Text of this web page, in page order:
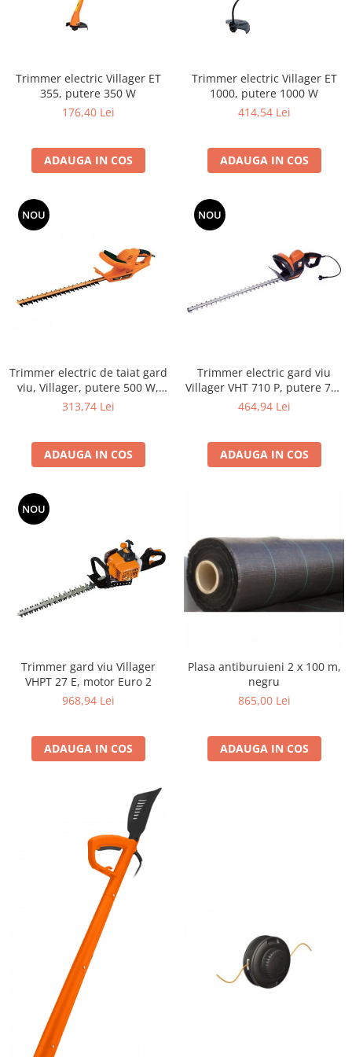
Masini electrice de tuns oi
Topoare
Compostoare
Tocator resturi vegetale
Scarificatoare
Gama gazon
Tăvălugi pentru gazon
Distribuitoare de nisip
Aeratoare pentru gazon
Motocultoare
Motosape
Motocoase
Motopompe
Granulatoare furaje
Mori cereale
Semanatori manuale
Tocatori vegetatie
Mașini hidraulice de despicat
lemne
Plug de scos cartofi
Rarițe
Freze de pamant
Cositori
Tocatoare agricole
Sigurante electrice
Surse de iluminat
Scule pentru construcții
Ciocane rotopercutoare
Plase gard
Plasa sarma galvanizata zincata
Plasa sarma rabit
Sarma moale neagra pentru fierari
Trimmer electric Villager ET
355, putere 350 W
176,40 Lei
ADAUGA IN COS
Trimmer electric Villager ET
1000, putere 1000 W
414,54 Lei
ADAUGA IN COS
NOU
Trimmer electric de taiat gard
viu, Villager, putere 500 W,
diametru de taiere 20 mm
313,74 Lei
ADAUGA IN COS
NOU
Trimmer electric gard viu
Villager VHT 710 P, putere 710
W
464,94 Lei
ADAUGA IN COS
NOU
Trimmer gard viu Villager
VHPT 27 E, motor Euro 2
968,94 Lei
ADAUGA IN COS
Plasa antiburuieni 2 x 100 m,
negru
865,00 Lei
ADAUGA IN COS